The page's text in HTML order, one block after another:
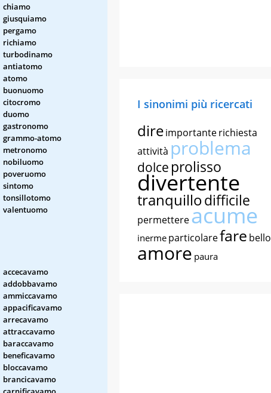
chiamo
giusquiamo
pergamo
richiamo
turbodinamo
antiatomo
atomo
buonuomo
citocromo
duomo
gastronomo
grammo-atomo
metronomo
nobiluomo
poveruomo
sintomo
tonsillotomo
valentuomo
accecavamo
addobbavamo
ammiccavamo
appacificavamo
arrecavamo
attraccavamo
baraccavamo
beneficavamo
bloccavamo
brancicavamo
I sinonimi più ricercati
direimportanterichiesta
attività problema
dolce prolisso
divertente
tranquillodifficile
permettereacume
inerme particolarefare bello
amore paura